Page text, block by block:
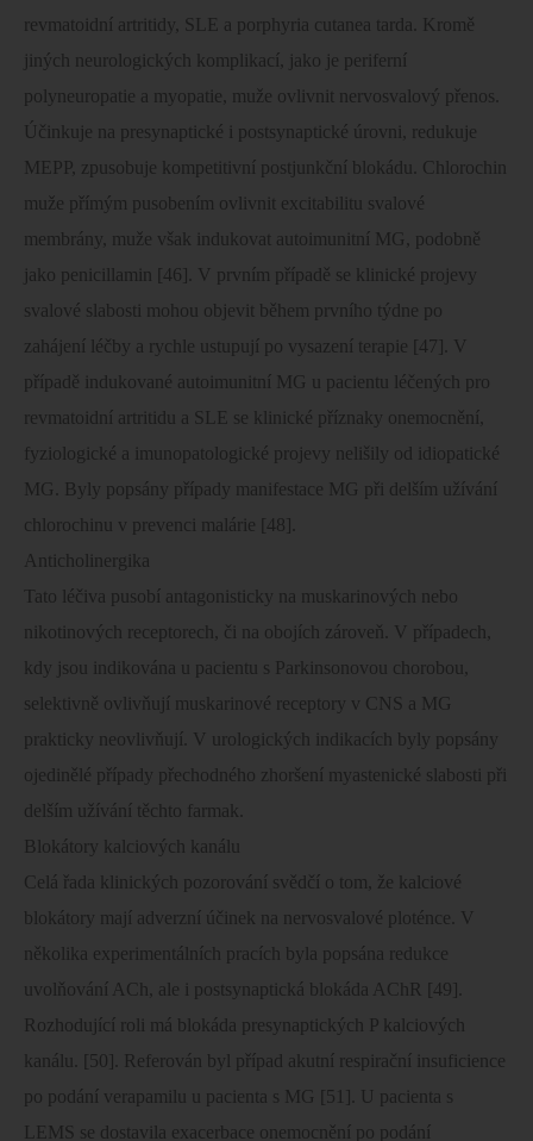
revmatoidní artritidy, SLE a porphyria cutanea tarda. Kromě
jiných neurologických komplikací, jako je periferní
polyneuropatie a myopatie, muže ovlivnit nervosvalový přenos.
Účinkuje na presynaptické i postsynaptické úrovni, redukuje
MEPP, zpusobuje kompetitivní postjunkční blokádu. Chlorochin
muže přímým pusobením ovlivnit excitabilitu svalové
membrány, muže však indukovat autoimunitní MG, podobně
jako penicillamin [46]. V prvním případě se klinické projevy
svalové slabosti mohou objevit během prvního týdne po
zahájení léčby a rychle ustupují po vysazení terapie [47]. V
případě indukované autoimunitní MG u pacientu léčených pro
revmatoidní artritidu a SLE se klinické příznaky onemocnění,
fyziologické a imunopatologické projevy nelišily od idiopatické
MG. Byly popsány případy manifestace MG při delším užívání
chlorochinu v prevenci malárie [48].
Anticholinergika
Tato léčiva pusobí antagonisticky na muskarinových nebo
nikotinových receptorech, či na obojích zároveň. V případech,
kdy jsou indikována u pacientu s Parkinsonovou chorobou,
selektivně ovlivňují muskarinové receptory v CNS a MG
prakticky neovlivňují. V urologických indikacích byly popsány
ojedinělé případy přechodného zhoršení myastenické slabosti při
delším užívání těchto farmak.
Blokátory kalciových kanálu
Celá řada klinických pozorování svědčí o tom, že kalciové
blokátory mají adverzní účinek na nervosvalové ploténce. V
několika experimentálních pracích byla popsána redukce
uvolňování ACh, ale i postsynaptická blokáda AChR [49].
Rozhodující roli má blokáda presynaptických P kalciových
kanálu. [50]. Referován byl případ akutní respirační insuficience
po podání verapamilu u pacienta s MG [51]. U pacienta s
LEMS se dostavila exacerbace onemocnění po podání